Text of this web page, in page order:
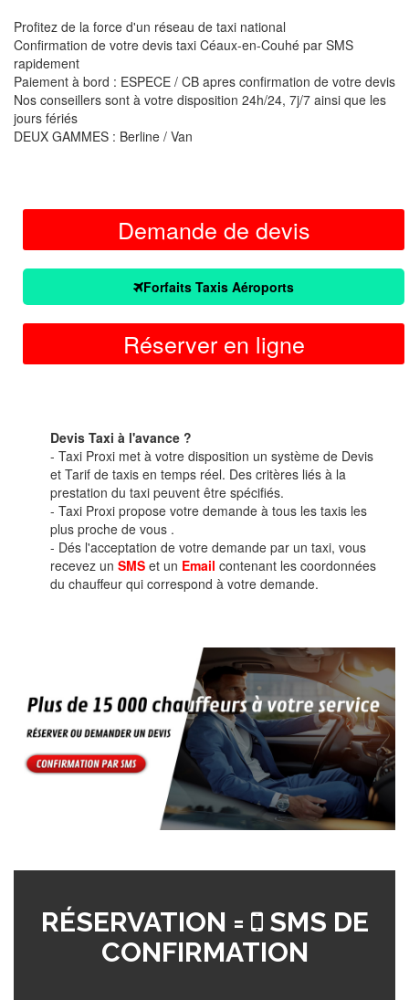
Profitez de la force d'un réseau de taxi national
Confirmation de votre devis taxi Céaux-en-Couhé par SMS
rapidement
Paiement à bord : ESPECE / CB apres confirmation de votre devis
Nos conseillers sont à votre disposition 24h/24, 7j/7 ainsi que les
jours fériés
DEUX GAMMES : Berline / Van
Demande de devis
Forfaits Taxis Aéroports
Réserver en ligne
Devis Taxi à l'avance ?
- Taxi Proxi met à votre disposition un système de Devis
et Tarif de taxis en temps réel. Des critères liés à la
prestation du taxi peuvent être spécifiés.
- Taxi Proxi propose votre demande à tous les taxis les
plus proche de vous .
- Dés l'acceptation de votre demande par un taxi, vous
recevez un SMS et un Email contenant les coordonnées
du chauffeur qui correspond à votre demande.
RÉSERVATION =
SMS DE
CONFIRMATION